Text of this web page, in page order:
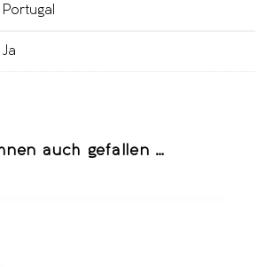
Portugal
Ja
auch gefallen …